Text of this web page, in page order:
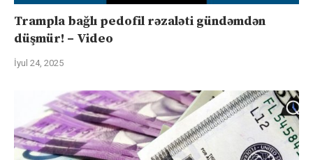
Trampla bağlı pedofil rəzaləti gündəmdən
düşmür! – Video
İyul 24, 2025